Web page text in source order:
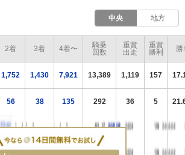
中央 地方
2着 3着 4着〜
騎乗
回数
重賞
出走
重賞
勝利
勝
1,752 1,430 7,921 13,389 1,119 157
56 38 135 292 36 5